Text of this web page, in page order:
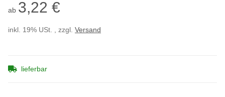
ab 3,22 €
inkl. 19% USt. , zzgl. Versand
lieferbar